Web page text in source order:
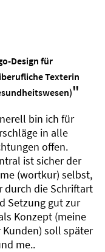
Design für
Texterin
"
bin ich für
in alle
offen.
ist sicher der
(wortkur) selbst,
durch die Schriftart
Setzung gut zur
Konzept (meine
Kunden) soll später
me..